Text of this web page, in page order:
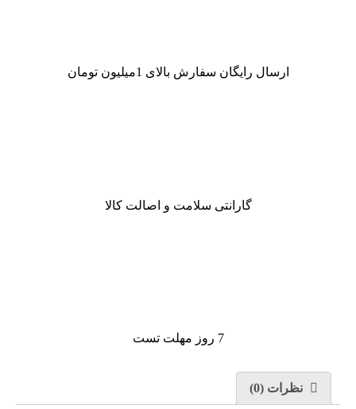
ارسال رایگان سفارش بالای 1میلیون تومان
گارانتی سلامت و اصالت کالا
7 روز مهلت تست
نظرات (0)